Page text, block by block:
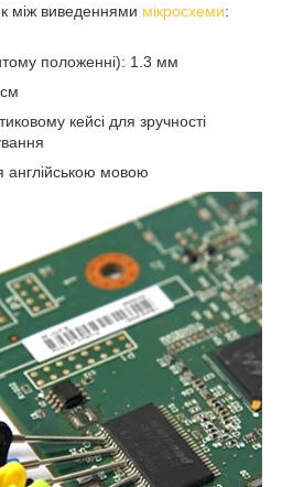
між виведеннями мікросхеми:
положенні): 1.3 мм
кейсі для зручності
англійською мовою